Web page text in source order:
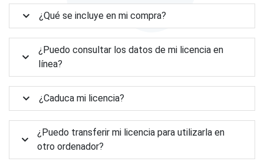
¿Qué se incluye en mi compra?
¿Puedo consultar los datos de mi licencia en
línea?
¿Caduca mi licencia?
¿Puedo transferir mi licencia para utilizarla en
otro ordenador?